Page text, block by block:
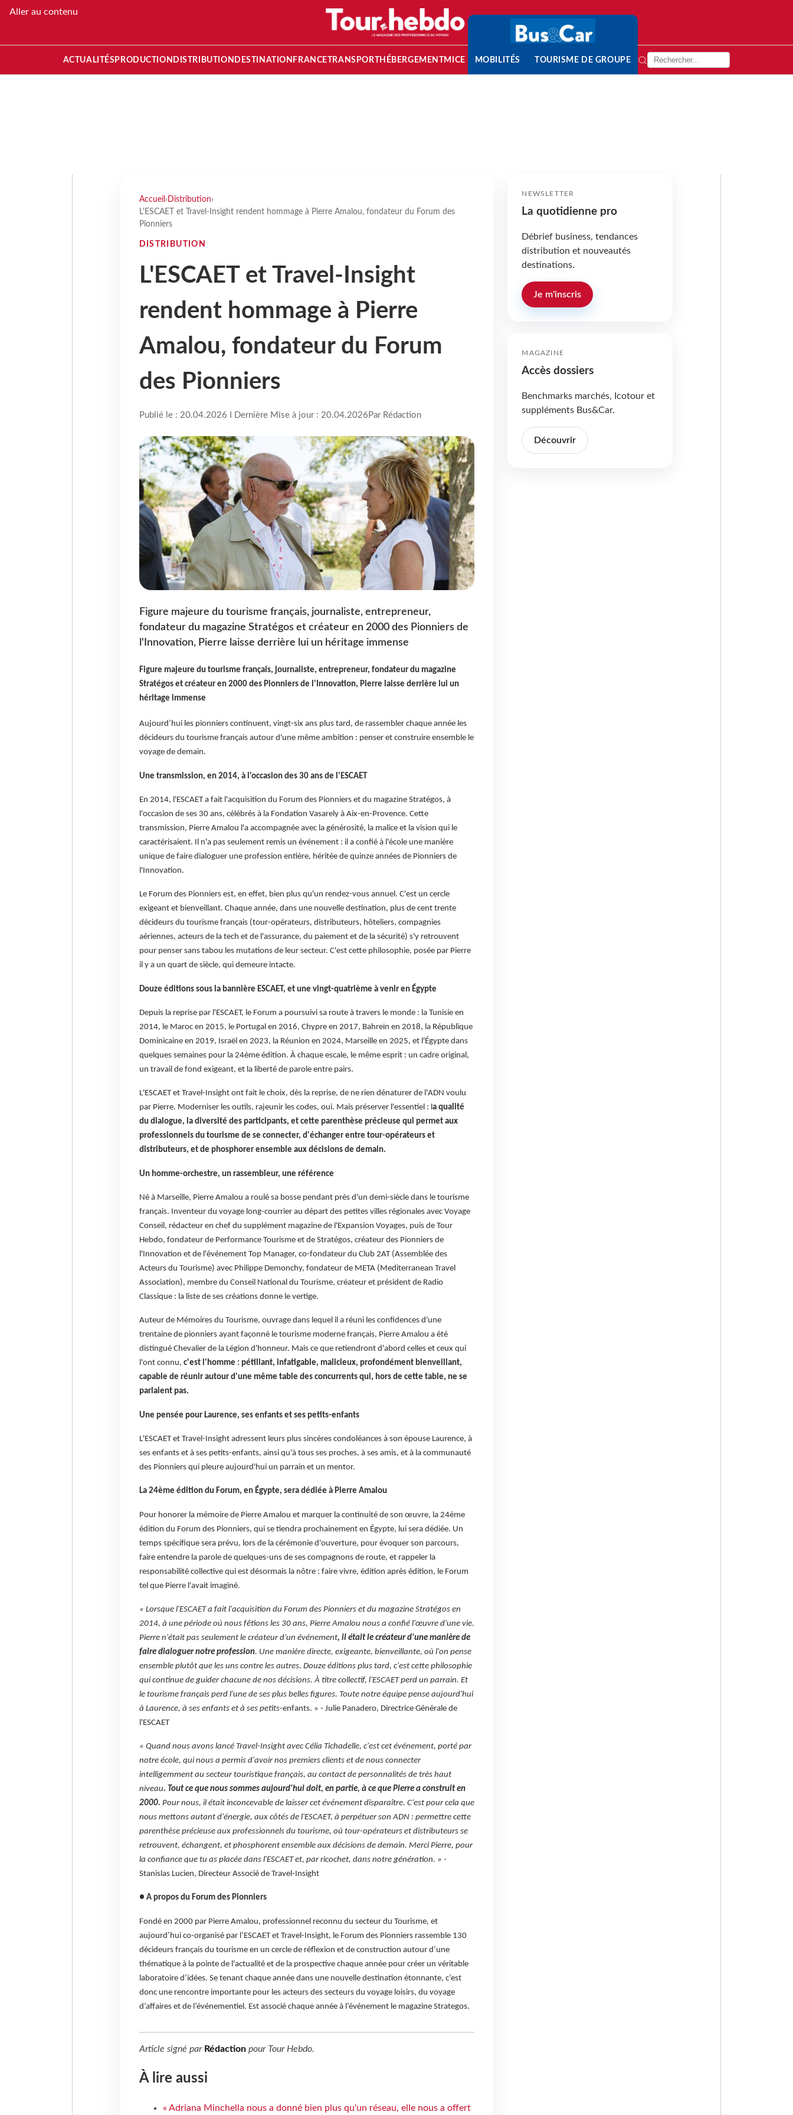
Aller au contenu
ACTUALITÉS PRODUCTION DISTRIBUTION DESTINATION FRANCETRANSPORT HÉBERGEMENTMICE MOBILITÉS TOURISME DE GROUPE
Accueil › Distribution›
L'ESCAET et Travel-Insight rendent hommage à Pierre Amalou, fondateur du Forum des
Pionniers
DISTRIBUTION
L'ESCAET et Travel-Insight
rendent hommage à Pierre
Amalou, fondateur du Forum
des Pionniers
Publié le : 20.04.2026 I Dernière Mise à jour : 20.04.2026 Par Rédaction
Figure majeure du tourisme français, journaliste, entrepreneur,
fondateur du magazine Stratégos et créateur en 2000 des Pionniers de
l'Innovation, Pierre laisse derrière lui un héritage immense
Figure majeure du tourisme français, journaliste, entrepreneur, fondateur du magazine
Stratégos et créateur en 2000 des Pionniers de l'Innovation, Pierre laisse derrière lui un
héritage immense
Aujourd’hui les pionniers continuent, vingt-six ans plus tard, de rassembler chaque année les
décideurs du tourisme français autour d'une même ambition : penser et construire ensemble le
voyage de demain.
Une transmission, en 2014, à l'occasion des 30 ans de l'ESCAET
En 2014, l'ESCAET a fait l'acquisition du Forum des Pionniers et du magazine Stratégos, à
l'occasion de ses 30 ans, célébrés à la Fondation Vasarely à Aix-en-Provence. Cette
transmission, Pierre Amalou l'a accompagnée avec la générosité, la malice et la vision qui le
caractérisaient. Il n'a pas seulement remis un événement : il a confié à l'école une manière
unique de faire dialoguer une profession entière, héritée de quinze années de Pionniers de
l'Innovation.
Le Forum des Pionniers est, en effet, bien plus qu'un rendez-vous annuel. C'est un cercle
exigeant et bienveillant. Chaque année, dans une nouvelle destination, plus de cent trente
décideurs du tourisme français (tour-opérateurs, distributeurs, hôteliers, compagnies
aériennes, acteurs de la tech et de l'assurance, du paiement et de la sécurité) s'y retrouvent
pour penser sans tabou les mutations de leur secteur. C'est cette philosophie, posée par Pierre
il y a un quart de siècle, qui demeure intacte.
Douze éditions sous la bannière ESCAET, et une vingt-quatrième à venir en Égypte
Depuis la reprise par l'ESCAET, le Forum a poursuivi sa route à travers le monde : la Tunisie en
2014, le Maroc en 2015, le Portugal en 2016, Chypre en 2017, Bahreïn en 2018, la République
Dominicaine en 2019, Israël en 2023, la Réunion en 2024, Marseille en 2025, et l'Égypte dans
quelques semaines pour la 24ème édition. À chaque escale, le même esprit : un cadre original,
un travail de fond exigeant, et la liberté de parole entre pairs.
L'ESCAET et Travel-Insight ont fait le choix, dès la reprise, de ne rien dénaturer de l'ADN voulu
par Pierre. Moderniser les outils, rajeunir les codes, oui. Mais préserver l'essentiel : la qualité
du dialogue, la diversité des participants, et cette parenthèse précieuse qui permet aux
professionnels du tourisme de se connecter, d'échanger entre tour-opérateurs et
distributeurs, et de phosphorer ensemble aux décisions de demain.
Un homme-orchestre, un rassembleur, une référence
Né à Marseille, Pierre Amalou a roulé sa bosse pendant près d'un demi-siècle dans le tourisme
français. Inventeur du voyage long-courrier au départ des petites villes régionales avec Voyage
Conseil, rédacteur en chef du supplément magazine de l'Expansion Voyages, puis de Tour
Hebdo, fondateur de Performance Tourisme et de Stratégos, créateur des Pionniers de
l'Innovation et de l'événement Top Manager, co-fondateur du Club 2AT (Assemblée des
Acteurs du Tourisme) avec Philippe Demonchy, fondateur de META (Mediterranean Travel
Association), membre du Conseil National du Tourisme, créateur et président de Radio
Classique : la liste de ses créations donne le vertige.
Auteur de Mémoires du Tourisme, ouvrage dans lequel il a réuni les confidences d'une
trentaine de pionniers ayant façonné le tourisme moderne français, Pierre Amalou a été
distingué Chevalier de la Légion d'honneur. Mais ce que retiendront d'abord celles et ceux qui
l'ont connu, c'est l'homme : pétillant, infatigable, malicieux, profondément bienveillant,
capable de réunir autour d'une même table des concurrents qui, hors de cette table, ne se
parlaient pas.
Une pensée pour Laurence, ses enfants et ses petits-enfants
L'ESCAET et Travel-Insight adressent leurs plus sincères condoléances à son épouse Laurence, à
ses enfants et à ses petits-enfants, ainsi qu'à tous ses proches, à ses amis, et à la communauté
des Pionniers qui pleure aujourd'hui un parrain et un mentor.
La 24ème édition du Forum, en Égypte, sera dédiée à Pierre Amalou
Pour honorer la mémoire de Pierre Amalou et marquer la continuité de son œuvre, la 24ème
édition du Forum des Pionniers, qui se tiendra prochainement en Égypte, lui sera dédiée. Un
temps spécifique sera prévu, lors de la cérémonie d'ouverture, pour évoquer son parcours,
faire entendre la parole de quelques-uns de ses compagnons de route, et rappeler la
responsabilité collective qui est désormais la nôtre : faire vivre, édition après édition, le Forum
tel que Pierre l'avait imaginé.
« Lorsque l'ESCAET a fait l'acquisition du Forum des Pionniers et du magazine Stratégos en
2014, à une période où nous fêtions les 30 ans, Pierre Amalou nous a confié l'œuvre d'une vie.
Pierre n'était pas seulement le créateur d'un événement, il était le créateur d'une manière de
faire dialoguer notre profession. Une manière directe, exigeante, bienveillante, où l'on pense
ensemble plutôt que les uns contre les autres. Douze éditions plus tard, c'est cette philosophie
qui continue de guider chacune de nos décisions. À titre collectif, l'ESCAET perd un parrain. Et
le tourisme français perd l'une de ses plus belles figures. Toute notre équipe pense aujourd'hui
à Laurence, à ses enfants et à ses petits-enfants. » - Julie Panadero, Directrice Générale de
l'ESCAET
« Quand nous avons lancé Travel-Insight avec Célia Tichadelle, c'est cet événement, porté par
notre école, qui nous a permis d'avoir nos premiers clients et de nous connecter
intelligemment au secteur touristique français, au contact de personnalités de très haut
niveau. Tout ce que nous sommes aujourd'hui doit, en partie, à ce que Pierre a construit en
2000. Pour nous, il était inconcevable de laisser cet événement disparaître. C'est pour cela que
nous mettons autant d'énergie, aux côtés de l'ESCAET, à perpétuer son ADN : permettre cette
parenthèse précieuse aux professionnels du tourisme, où tour-opérateurs et distributeurs se
retrouvent, échangent, et phosphorent ensemble aux décisions de demain. Merci Pierre, pour
la confiance que tu as placée dans l'ESCAET et, par ricochet, dans notre génération. » -
Stanislas Lucien, Directeur Associé de Travel-Insight
● A propos du Forum des Pionniers
Fondé en 2000 par Pierre Amalou, professionnel reconnu du secteur du Tourisme, et
aujourd’hui co-organisé par l’ESCAET et Travel-Insight, le Forum des Pionniers rassemble 130
décideurs français du tourisme en un cercle de réflexion et de construction autour d’une
thématique à la pointe de l'actualité et de la prospective chaque année pour créer un véritable
laboratoire d’idées. Se tenant chaque année dans une nouvelle destination étonnante, c’est
donc une rencontre importante pour les acteurs des secteurs du voyage loisirs, du voyage
d’affaires et de l’événementiel. Est associé chaque année à l’événement le magazine Strategos.
Article signé par Rédactionpour Tour Hebdo.
À lire aussi
« Adriana Minchella nous a donné bien plus qu'un réseau, elle nous a offert
NEWSLETTER
La quotidienne pro
Débrief business, tendances
distribution et nouveautés
destinations.
Je m'inscris
MAGAZINE
Accès dossiers
Benchmarks marchés, Icotour et
suppléments Bus&Car.
Découvrir